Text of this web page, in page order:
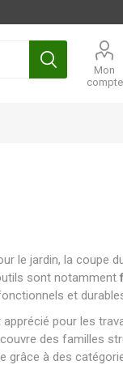
Mon
compte
le jardin, la coupe
sont notamment
et
pour les
des familles
à des